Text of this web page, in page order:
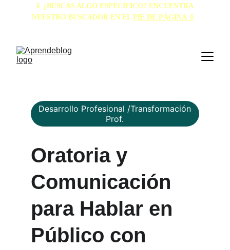
⇩ ¿BUSCAS ALGO ESPECÍFICO? ENCUENTRA
NUESTRO BUSCADOR EN EL PIE DE PÁGINA ⇩
Desarrollo Profesional /Transformación
Prof.
Oratoria y
Comunicación
para Hablar en
Público con